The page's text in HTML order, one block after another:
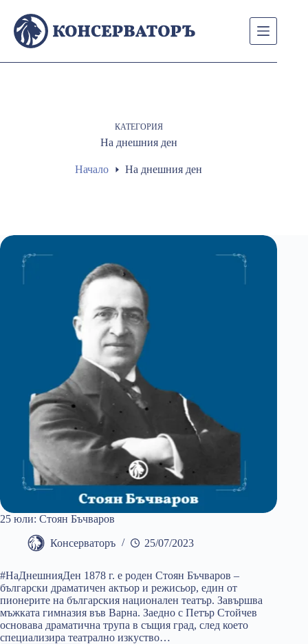
content
КАТЕГОРИЯ
На днешния ден
Начало На днешния ден
25 юли: Стоян Бъчваров
Консерваторъ 25/07/2023
#НаДнешнияДен 1878 г. е роден Стоян Бъчваров –
български драматичен актьор и режисьор, един от
пионерите на българския национален театър. Завършва
мъжката гимназия във Варна. Заедно с Петър Стойчев
основава драматична трупа в същия град, след което
специализира театрално изкуство…